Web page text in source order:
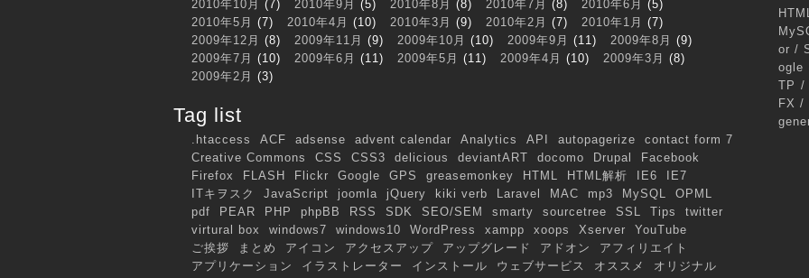
2010年10月
(7) 2010年9月 (5) 2010年8月 (8) 2010年7月 (8) 2010年6月
(5)
2010年5月
(7) 2010年4月 (10) 2010年3月 (9) 2010年2月 (7) 2010年1月
(7)
2009年12月
(8) 2009年11月 (9) 2009年10月 (10) 2009年9月 (11) 2009年8月
(9)
2009年7月
(10) 2009年6月 (11) 2009年5月 (11) 2009年4月 (10) 2009年3月
(8)
2009年2月
(3)
Tag list
.htaccess ACF adsense advent calendar Analytics API autopagerize
contact form 7
Creative Commons
CSS CSS3 delicious deviantART docomo Drupal
Facebook
Firefox
FLASH Flickr Google GPS greasemonkey HTML HTML解析 IE6
IE7
ITキヲスク
JavaScript joomla jQuery kiki verb Laravel MAC mp3 MySQL
OPML
pdf
PEAR PHP phpBB RSS SDK SEO/SEM smarty sourcetree SSL Tips
twitter
virtural box
windows7 windows10 WordPress xampp xoops Xserver
YouTube
ご挨拶
まとめ アイコン アクセスアップ アップグレード アドオン
アフィリエイト
アプリケーション
イラストレーター インストール ウェブサービス オススメ
オリジナル
or /
ogle
TP /
FX /